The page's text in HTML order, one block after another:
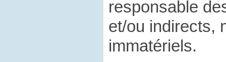
responsable
et/ou indirects,
immatériels.